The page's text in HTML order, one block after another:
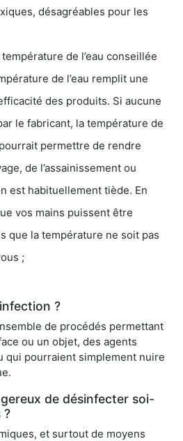
désagréables pour les
de l’eau conseillée
de l’eau remplit une
des produits. Si aucune
le fabricant, la température de
permettre de rendre
de l’assainissement ou
est habituellement tiède. En
vos mains puissent être
que la température ne soit pas
;
?
de procédés permettant
ou un objet, des agents
qui pourraient simplement nuire
de désinfecter soi-
?
et surtout de moyens